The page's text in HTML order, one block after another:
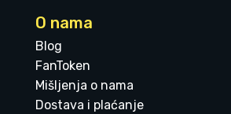
O nama
Blog
FanToken
Mišljenja o nama
Dostava i plaćanje